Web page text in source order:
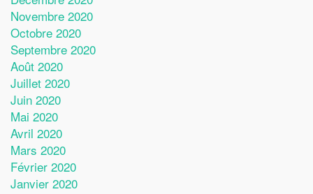
Novembre 2020
Octobre 2020
Septembre 2020
Août 2020
Juillet 2020
Juin 2020
Mai 2020
Avril 2020
Mars 2020
Février 2020
Janvier 2020